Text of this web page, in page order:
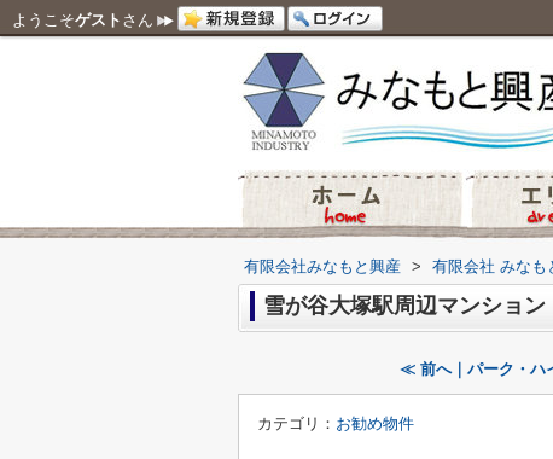
ようこそゲスト さん
有限会社みなもと興産 > 有限会社 みなも
雪が谷大塚駅周辺マンション
≪ 前へ｜パーク・ハ
カテゴリ： お勧め物件